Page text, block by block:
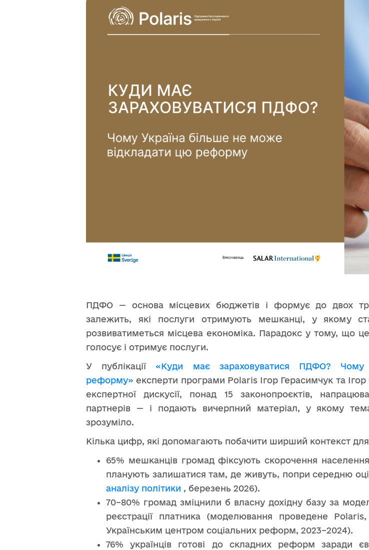
ПДФО — основа місцевих бюджетів і формує до двох
залежить, які послуги отримують мешканці, у якому
розвиватиметься місцева економіка. Парадокс у тому, що
голосує і отримує послуги.
У публікації «Куди має зараховуватися ПДФО?
реформу» експерти програми Polaris Ігор Герасимчук та
експертної дискусії, понад 15 законопроєктів,
партнерів — і подають вичерпний матеріал, у якому
зрозуміло.
Кілька цифр, які допомагають побачити ширший контекст
65% мешканців громад фіксують скорочення
планують залишатися там, де живуть, попри середню
аналізу політики , березень 2026).
70–80% громад зміцнили б власну дохідну базу за
реєстрації платника (моделювання проведене Polaris,
Українським центром соціальних реформ, 2023–2024).
76% українців готові до складних реформ заради